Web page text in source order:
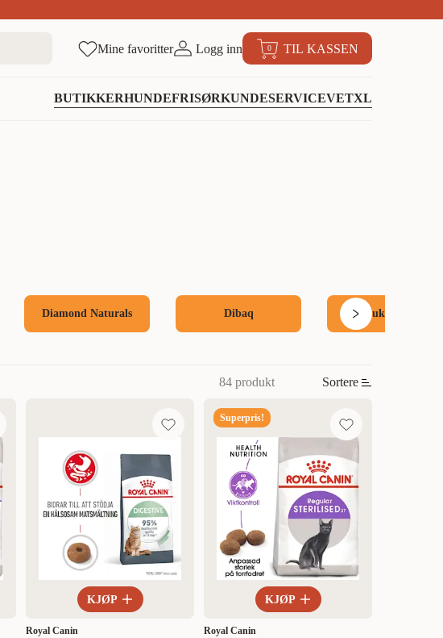
Mine favoritter Logg inn 0 TIL KASSEN
BUTIKKERHUNDEFRISØRKUNDESERVICEVETXL
Diamond Naturals Dibaq Eukanuba
84 produkt Sortere
KJØP
Royal Canin
Superpris!
KJØP
Royal Canin